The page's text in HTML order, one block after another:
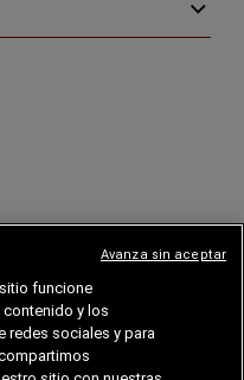
ROMEO
funcione
contenido y los
redes sociales y para
Avanza sin aceptar